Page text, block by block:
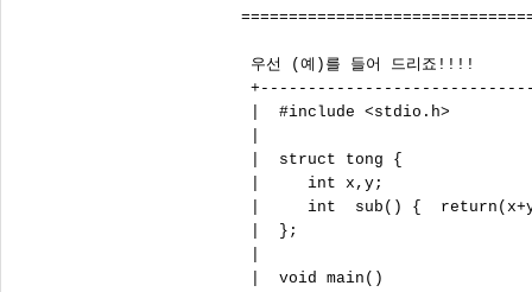
우선 (예)를 들어 드리죠!!!!
|  #include <stdio.h>
|  struct tong {
|     int x,y;
|     int  sub() {
|  };
|  void main()